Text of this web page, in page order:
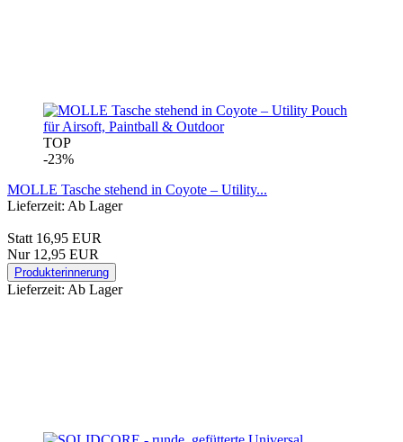
TOP
-23%
MOLLE Tasche stehend in Coyote – Utility...
Lieferzeit: Ab Lager
Statt 16,95 EUR
Nur 12,95 EUR
Produkterinnerung
Lieferzeit: Ab Lager